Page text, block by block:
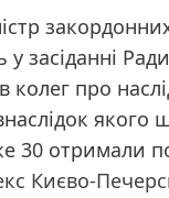
у засіданні
колег про
внаслідок
30 отримали
Києво-